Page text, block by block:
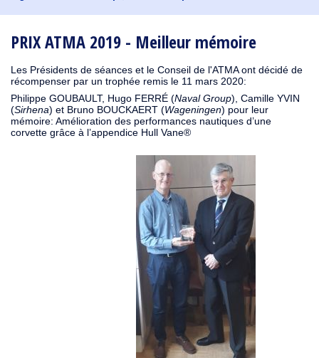
PRIX ATMA 2019 - Meilleur mémoire
Les Présidents de séances et le Conseil de l'ATMA ont décidé de
récompenser par un trophée remis le 11 mars 2020:
Philippe GOUBAULT, Hugo FERRÉ (Naval Group), Camille YVIN
(Sirhena) et Bruno BOUCKAERT (Wageningen) pour leur
mémoire: Amélioration des performances nautiques d’une
corvette grâce à l’appendice Hull Vane®